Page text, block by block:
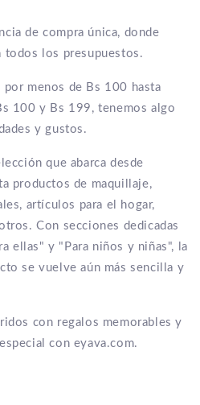
de compra única, donde
todos los presupuestos.
por menos de Bs 100 hasta
100 y Bs 199, tenemos algo
y gustos.
que abarca desde
productos de maquillaje,
artículos para el hogar,
Con secciones dedicadas
ellas" y "Para niños y niñas", la
se vuelve aún más sencilla y
con regalos memorables y
con eyava.com.